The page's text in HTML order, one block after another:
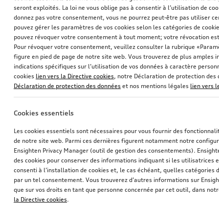
seront exploités. La loi ne vous oblige pas à consentir à l’utilisation de
donnez pas votre consentement, vous ne pourrez peut-être pas utiliser
pouvez gérer les paramètres de vos cookies selon les catégories de
pouvez révoquer votre consentement à tout moment; votre révocation
Pour révoquer votre consentement, veuillez consulter la rubrique
figure en pied de page de notre site web. Vous trouverez de plus amples
indications spécifiques sur l’utilisation de vos données à caractère
cookies lien vers la Directive cookies, notre Déclaration de protection des
Déclaration de protection des données et nos mentions légales lien vers
Cookies essentiels
Les cookies essentiels sont nécessaires pour vous fournir des
de notre site web. Parmi ces dernières figurent notamment notre
Ensighten Privacy Manager (outil de gestion des consentements).
des cookies pour conserver des informations indiquant si les utilisatrices
consenti à l’installation de cookies et, le cas échéant, quelles catégories
par un tel consentement. Vous trouverez d’autres informations sur
que sur vos droits en tant que personne concernée par cet outil, dans
la Directive cookies.